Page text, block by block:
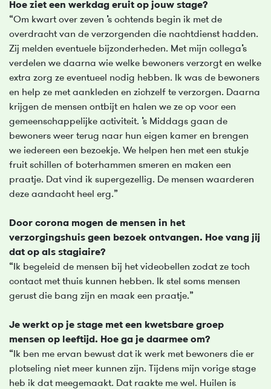
Hoe ziet een werkdag eruit op jouw stage?
“Om kwart over zeven ’s ochtends begin ik met de
overdracht van de verzorgenden die nachtdienst hadden.
Zij melden eventuele bijzonderheden. Met mijn collega’s
verdelen we daarna wie welke bewoners verzorgt en welke
extra zorg ze eventueel nodig hebben. Ik was de bewoners
en help ze met aankleden en zichzelf te verzorgen. Daarna
krijgen de mensen ontbijt en halen we ze op voor een
gemeenschappelijke activiteit. ’s Middags gaan de
bewoners weer terug naar hun eigen kamer en brengen
we iedereen een bezoekje. We helpen hen met een stukje
fruit schillen of boterhammen smeren en maken een
praatje. Dat vind ik supergezellig. De mensen waarderen
deze aandacht heel erg.”
Door corona mogen de mensen in het
verzorgingshuis geen bezoek ontvangen. Hoe vang jij
dat op als stagiaire?
“Ik begeleid de mensen bij het videobellen zodat ze toch
contact met thuis kunnen hebben. Ik stel soms mensen
gerust die bang zijn en maak een praatje.”
Je werkt op je stage met een kwetsbare groep
mensen op leeftijd. Hoe ga je daarmee om?
“Ik ben me ervan bewust dat ik werk met bewoners die er
plotseling niet meer kunnen zijn. Tijdens mijn vorige stage
heb ik dat meegemaakt. Dat raakte me wel. Huilen is